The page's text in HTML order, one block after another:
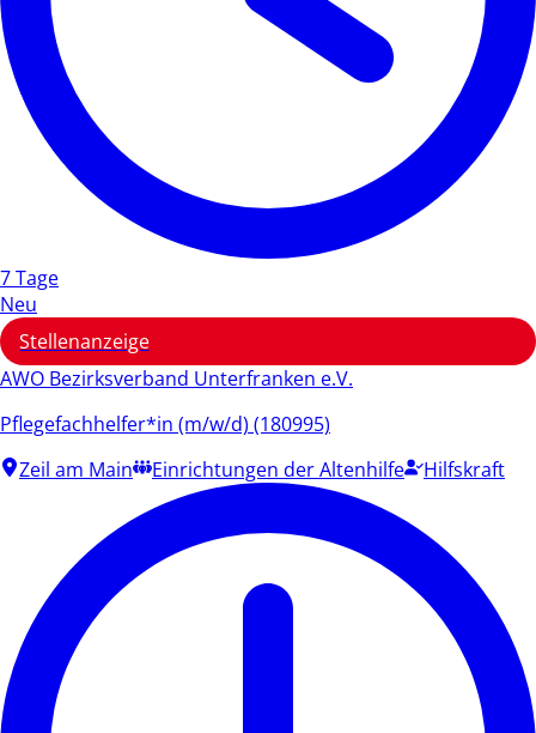
7 Tage
Neu
Stellenanzeige
AWO Bezirksverband Unterfranken e.V.
Pflegefachhelfer*in (m/w/d) (180995)
Zeil am Main
Einrichtungen der Altenhilfe Hilfskraft